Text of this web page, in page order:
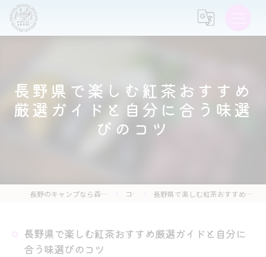
長野県で楽しむ紅茶おすすめ
厳選ガイドと自分に合う味選
びのコツ
長野のキャンプなら森の灯キャンプ場・茶亭 森の灯 コラム 長野県で楽しむ紅茶おすすめ厳選ガイドと自分に合う味選びのコツ
長野県で楽しむ紅茶おすすめ厳選ガイドと自分に
合う味選びのコツ